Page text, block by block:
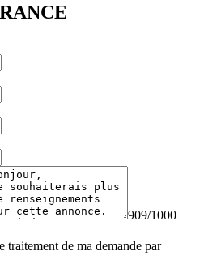
909/1000
traitement de ma demande par